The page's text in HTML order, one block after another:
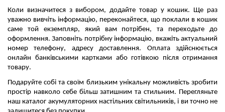
Коли визначитеся з вибором, додайте товар у кошик.
Ще раз
уважно вивчіть інформацію, переконайтеся, що поклали в кошик
саме той екземпляр, який вам потрібен, та переходьте до
оформлення. Заповніть потрібну інформацію, вкажіть актуальний
номер телефону, адресу доставлення. Оплата здійснюється
онлайн банківськими картками або готівкою після отримання
товару.
Подаруйте собі та своїм близьким унікальну можливість зробити
простір навколо себе більш затишним та стильним. Перегляньте
наш каталог акумуляторних настільних світильників, і ви точно не